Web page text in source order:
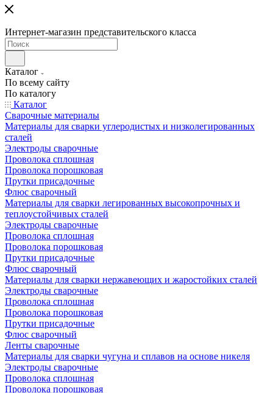
Интернет-магазин представительского класса
Каталог
По всему сайту
По каталогу
Каталог
Сварочные материалы
Материалы для сварки углеродистых и низколегированных
сталей
Электроды сварочные
Проволока сплошная
Проволока порошковая
Прутки присадочные
Флюс сварочный
Материалы для сварки легированных высокопрочных и
теплоустойчивых сталей
Электроды сварочные
Проволока сплошная
Проволока порошковая
Прутки присадочные
Флюс сварочный
Материалы для сварки нержавеющих и жаростойких сталей
Электроды сварочные
Проволока сплошная
Проволока порошковая
Прутки присадочные
Флюс сварочный
Ленты сварочные
Материалы для сварки чугуна и сплавов на основе никеля
Электроды сварочные
Проволока сплошная
Проволока порошковая